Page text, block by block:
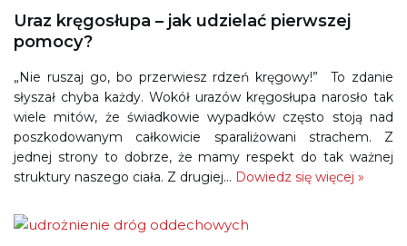
Uraz kręgosłupa – jak udzielać pierwszej
pomocy?
„Nie ruszaj go, bo przerwiesz rdzeń kręgowy!” To zdanie
słyszał chyba każdy. Wokół urazów kręgosłupa narosło tak
wiele mitów, że świadkowie wypadków często stoją nad
poszkodowanym całkowicie sparaliżowani strachem. Z
jednej strony to dobrze, że mamy respekt do tak ważnej
struktury naszego ciała. Z drugiej… Dowiedz się więcej »